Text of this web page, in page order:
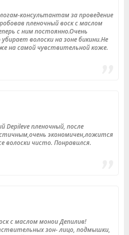
консультантам за проведение
пленочный воск с маслом
с ним постоянно.Очень
волоски на зоне бикини.Не
на самой чувствительной коже.
Depileve пленочный, после
экономичен,ложится
волоски чисто. Понравился.
с маслом монои Депилив!
зон- лицо, подмышки,